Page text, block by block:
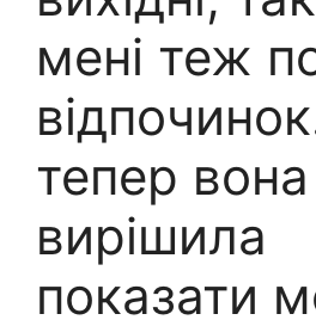
мені теж
тепер вона
вирішила
показати